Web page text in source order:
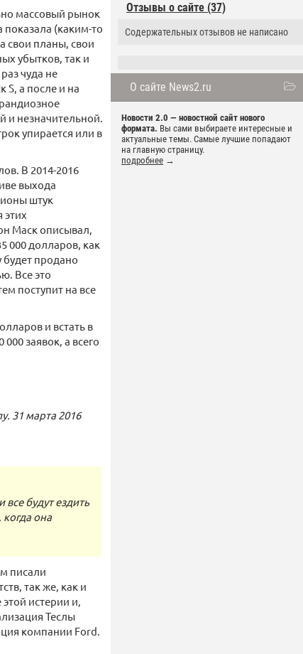
Отзывы о сайте (37)
Содержательных отзывов не написано
О сайте News2.ru
Новости 2.0 — новостной сайт нового
формата. Вы сами выбираете интересные и
актуальные темы. Самые лучшие попадают
на главную страницу.
подробнее →
массовый рынок
(каким-то
свои планы, свои
убытков, так и
чуда не
S, а после и на
и незначительной.
упирается или в
В 2014-2016
выхода
штук
Маск описывал,
000 долларов, как
будет продано
Все это
поступит на все
и встать в
заявок, а всего
31 марта 2016
будут ездить
она
писали
так же, как и
истерии и,
Теслы
компании Ford.